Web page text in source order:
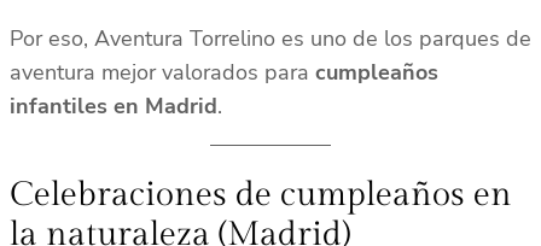
Por eso, Aventura Torrelino es uno de los parques de
aventura mejor valorados para cumpleaños
infantiles en Madrid.
Celebraciones de cumpleaños en
la naturaleza (Madrid)